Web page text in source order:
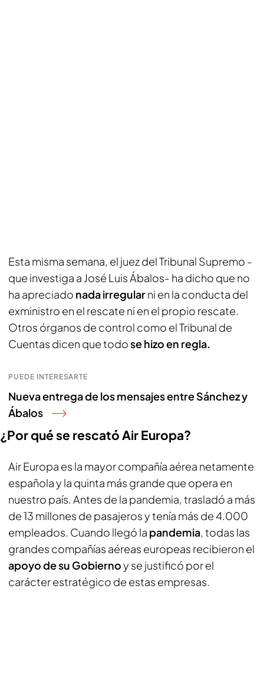
Esta misma semana, el juez del Tribunal Supremo -
que investiga a José Luis Ábalos- ha dicho que no
ha apreciado nada irregularni en la conducta del
exministro en el rescate ni en el propio rescate.
Otros órganos de control como el Tribunal de
Cuentas dicen que todose hizo en regla.
PUEDE INTERESARTE
Nueva entrega de los mensajes entre Sánchez y
Ábalos
¿Por qué se rescató Air Europa?
Air Europa es la mayor compañía aérea netamente
española y la quinta más grande que opera en
nuestro país. Antes de la pandemia, trasladó a más
de 13 millones de pasajeros y tenía más de 4.000
empleados. Cuando llegó la pandemia, todas las
grandes compañías aéreas europeas recibieron el
apoyo de su Gobiernoy se justificó por el
carácter estratégico de estas empresas.